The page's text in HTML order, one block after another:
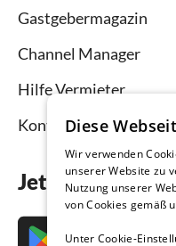
Gastgebermagazin
Channel Manager
Hilfe Vermieter
Kontakt
Jetzt die App
Diese
Wir verwenden
unserer Website zu
Nutzung unserer
von Cookies gemäß
Unter Cookie-